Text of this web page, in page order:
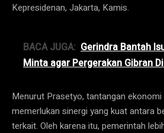
Kepresidenan, Jakarta, Kamis.
BACA JUGA: Gerindra Bantah
Minta agar Pergerakan Gibran
Menurut Prasetyo, tantangan ekonomi
memerlukan sinergi yang kuat antara
terkait. Oleh karena itu, pemerintah